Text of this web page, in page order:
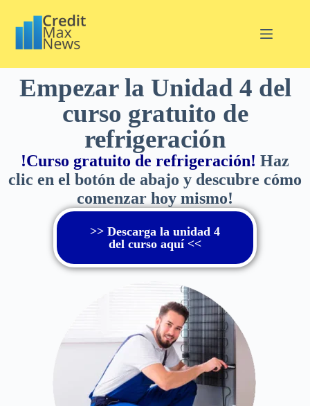
Empezar la Unidad 4 del
curso gratuito de
refrigeración
!Curso gratuito de refrigeración! Haz
clic en el botón de abajo y descubre cómo
comenzar hoy mismo!
>> Descarga la unidad 4
del curso aquí <<